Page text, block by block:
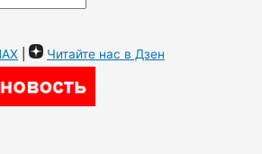
| Читайте нас в Дзен